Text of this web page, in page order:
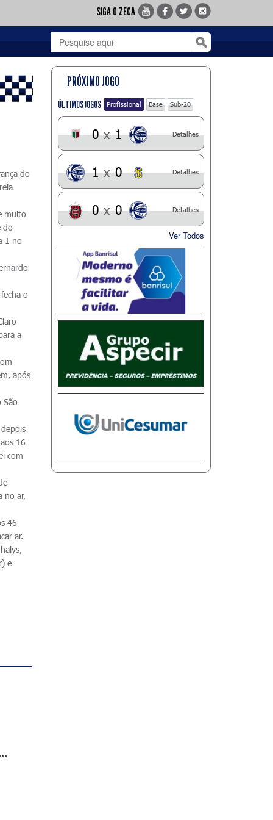
SIGA O ZECA
do
muito
do
1 no
o
a
após
São
16
com
no ar,
46
ar.
e
PRÓXIMO JOGO
ÚLTIMOS JOGOS Profissional Base Sub-20
0 x 1 Detalhes
1 x 0 Detalhes
0 x 0 Detalhes
Ver Todos